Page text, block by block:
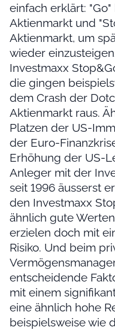
einfach erklärt:
Aktienmarkt und
Aktienmarkt, um
wieder
Investmaxx
die gingen
dem Crash der
Aktienmarkt raus.
Platzen der US-
der Euro-
Erhöhung der US-
Anleger mit der
seit 1996 äusserst
den Investmaxx
ähnlich gute
erzielen doch mit
Risiko. Und beim
entscheidende
mit einem
eine ähnlich hohe
beispielsweise wie